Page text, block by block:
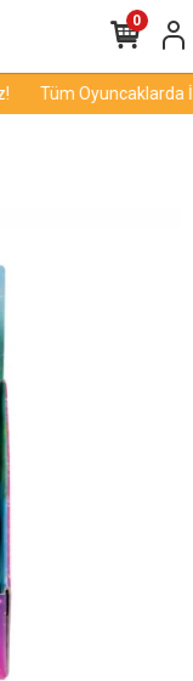
Tüm Oyuncaklarda
0